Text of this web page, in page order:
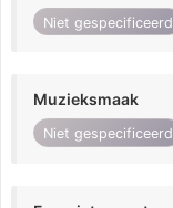
Niet gespecificeerd
Muzieksmaak
Niet gespecificeerd